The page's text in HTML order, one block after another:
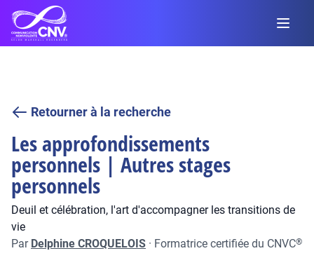
Retourner à la recherche
Les approfondissements
personnels | Autres stages
personnels
Deuil et célébration, l'art d'accompagner les transitions de
vie
Par Delphine CROQUELOIS · Formatrice certifiée du CNVC®